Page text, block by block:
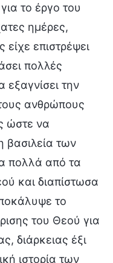
το έργο του
ημέρες,
είχε επιστρέψει
πολλές
εξαγνίσει την
ανθρώπους
ώστε να
βασιλεία των
πολλά από τα
και διαπίστωσα
το
του Θεού για
διάρκειας έξι
ιστορία των